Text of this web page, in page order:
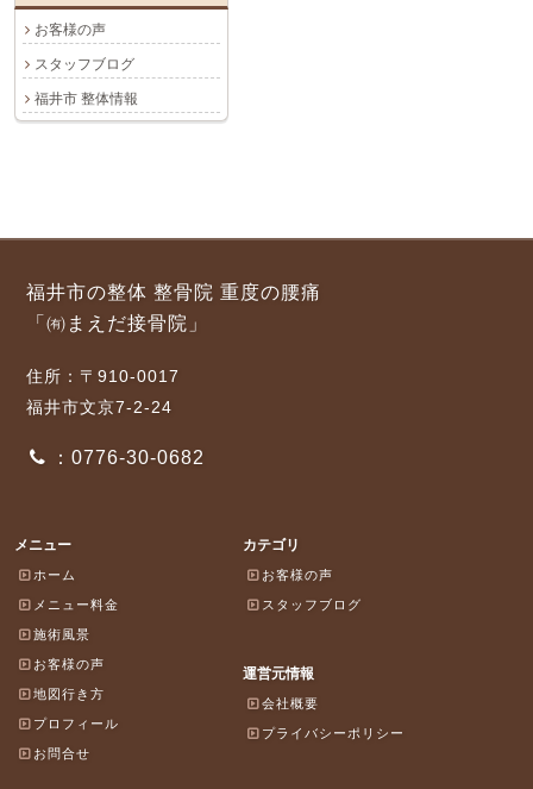
お客様の声
スタッフブログ
福井市 整体情報
福井市の整体 整骨院 重度の腰痛
「㈲まえだ接骨院」
住所：〒910-0017
福井市文京7-2-24
：0776-30-0682
メニュー
ホーム
メニュー料金
施術風景
お客様の声
地図行き方
プロフィール
お問合せ
カテゴリ
お客様の声
スタッフブログ
運営元情報
会社概要
プライバシーポリシー